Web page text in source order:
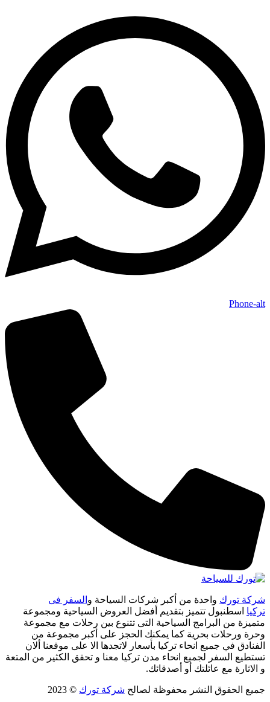
Phone-alt
شركة تورك واحدة من أكبر شركات السياحة و السفر فى
تركيا اسطنبول تتميز بتقديم أفضل العروض السياحية ومجموعة
متميزة من البرامج السياحية التى تتنوع بين رحلات مع مجموعة
وحرة ورحلات بحرية كما يمكنك الحجز على أكبر مجموعة من
الفنادق في جميع انحاء تركيا بأسعار لاتجدها الا على موقعنا ألان
تستطيع السفر لجميع انحاء مدن تركيا معنا و تحقق الكثير من المتعة
و الاثارة مع عائلتك أو أصدقائك.
جميع الحقوق النشر محفوظة لصالح شركة تورك © 2023